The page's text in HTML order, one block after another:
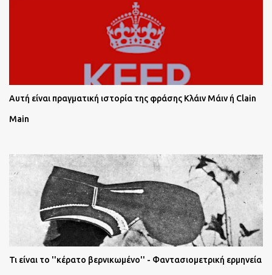
Αυτή είναι πραγματική ιστορία της φράσης Κλάιν Μάιν ή Clain
Main
Τι είναι το ''κέρατο βερνικωμένο'' - Φαντασιομετρική ερμηνεία